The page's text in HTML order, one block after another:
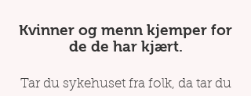
Kvinner og menn kjemper for
de de har kjært.
Tar du sykehuset fra folk, da tar du